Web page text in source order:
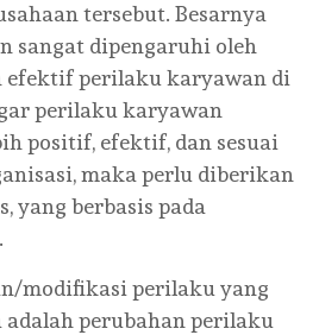
tersebut. Besarnya
sangat dipengaruhi oleh
efektif perilaku karyawan di
perilaku karyawan
positif, efektif, dan sesuai
maka perlu diberikan
yang berbasis pada
modifikasi perilaku yang
perubahan perilaku